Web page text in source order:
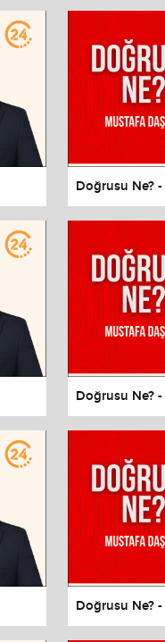
Doğrusu Ne?
Doğrusu Ne?
Doğrusu Ne?